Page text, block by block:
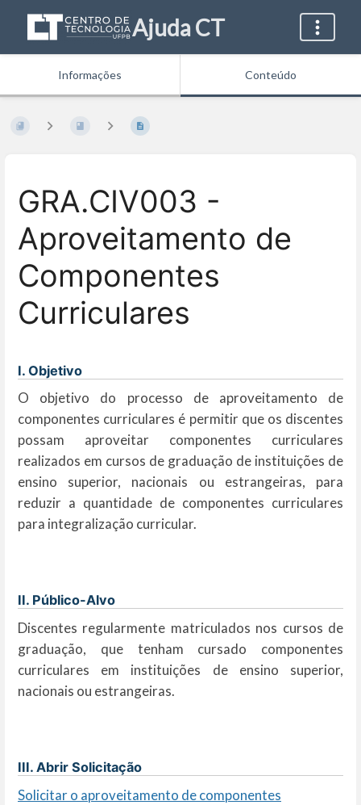
Ajuda CT
Informações Conteúdo
GRA.CIV003 -
Aproveitamento de
Componentes
Curriculares
I. Objetivo
O objetivo do processo de aproveitamento de
componentes curriculares é permitir que os discentes
possam aproveitar componentes curriculares
realizados em cursos de graduação de instituições de
ensino superior, nacionais ou estrangeiras, para
reduzir a quantidade de componentes curriculares
para integralização curricular.
II. Público-Alvo
Discentes regularmente matriculados nos cursos de
graduação, que tenham cursado componentes
curriculares em instituições de ensino superior,
nacionais ou estrangeiras.
III. Abrir Solicitação
Solicitar o aproveitamento de componentes